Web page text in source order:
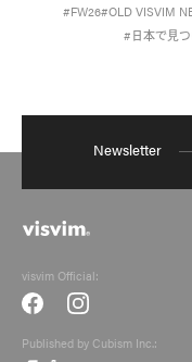
#FW26#OLD VISVIM
#日本で見
Newsletter
visvim Official:
Published by Cubism Inc.: